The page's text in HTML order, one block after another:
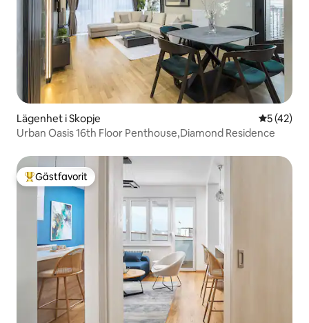
Lägenhet i Skopje 5 av 5 i
5 (42)
Urban Oasis 16th Floor Penthouse,Diamond Residence
Populär gästfavorit
Gästfavorit